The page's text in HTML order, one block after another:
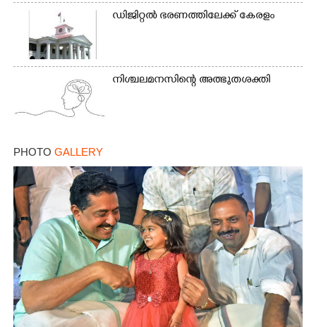
ഡിജിറ്റൽ ഭരണത്തിലേക്ക് കേരളം
നിശ്ചലമനസിന്റെ അത്ഭുതശക്തി
PHOTO GALLERY